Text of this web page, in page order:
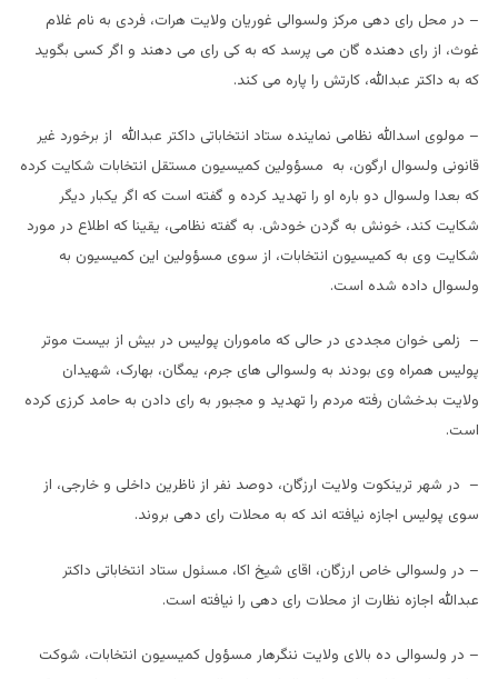
– در محل رای دهی مرکز ولسوالی غوریان ولایت هرات، فردی به نام غلام
غوث، از رای دهنده گان می پرسد که به کی رای می دهند و اگر کسی بگوید
که به داکتر عبدالله، کارتش را پاره می کند.
– مولوی اسدالله نظامی نماینده ستاد انتخاباتی داکتر عبدالله از برخورد غیر
قانونی ولسوال ارگون، به مسؤولین کمیسیون مستقل انتخابات شکایت کرده
که بعدا ولسوال دو باره او را تهدید کرده و گفته است که اگر یکبار دیگر
شکایت کند، خونش به گردن خودش. به گفته نظامی، یقینا که اطلاع در مورد
شکایت وی به کمیسیون انتخابات، از سوی مسؤولین این کمیسیون به
ولسوال داده شده است.
– زلمی خوان مجددی در حالی که ماموران پولیس در بیش از بیست موتر
پولیس همراه وی بودند به ولسوالی های جرم، یمگان، بهارک، شهیدان
ولایت بدخشان رفته مردم را تهدید و مجبور به رای دادن به حامد کرزی کرده
است.
– در شهر ترینکوت ولایت ارزگان، دوصد نفر از ناظرین داخلی و خارجی، از
سوی پولیس اجازه نیافته اند که به محلات رای دهی بروند.
– در ولسوالی خاص ارزگان، اقای شیخ اکا، مسئول ستاد انتخاباتی داکتر
عبدالله اجازه نظارت از محلات رای دهی را نیافته است.
– در ولسوالی ده بالای ولایت ننگرهار مسؤول کمیسیون انتخابات، شوکت